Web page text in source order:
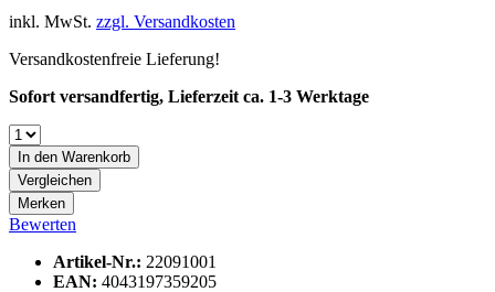
inkl. MwSt. zzgl. Versandkosten
Versandkostenfreie Lieferung!
Sofort versandfertig, Lieferzeit ca. 1-3 Werktage
In den Warenkorb
Vergleichen
Merken
Bewerten
Artikel-Nr.: 22091001
EAN: 4043197359205